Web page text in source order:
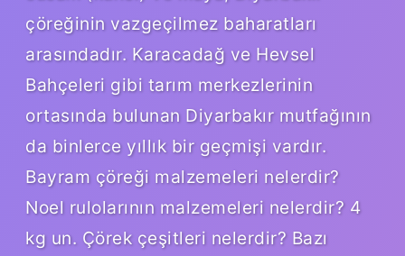
çöreğinin vazgeçilmez baharatları
arasındadır. Karacadağ ve Hevsel
Bahçeleri gibi tarım merkezlerinin
ortasında bulunan Diyarbakır mutfağının
da binlerce yıllık bir geçmişi vardır.
Bayram çöreği malzemeleri nelerdir?
Noel rulolarının malzemeleri nelerdir? 4
kg un. Çörek çeşitleri nelerdir? Bazı